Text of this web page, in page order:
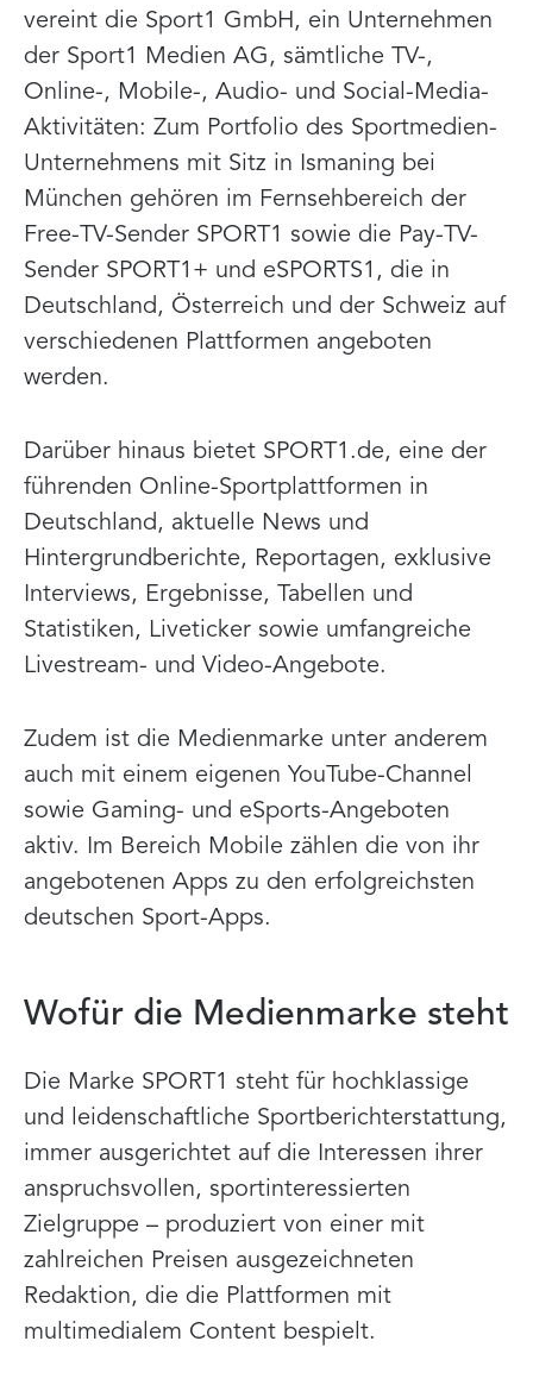
vereint die Sport1 GmbH, ein Unternehmen
der Sport1 Medien AG, sämtliche TV-,
Online-, Mobile-, Audio- und Social-Media-
Aktivitäten: Zum Portfolio des Sportmedien-
Unternehmens mit Sitz in Ismaning bei
München gehören im Fernsehbereich der
Free-TV-Sender SPORT1 sowie die Pay-TV-
Sender SPORT1+ und eSPORTS1, die in
Deutschland, Österreich und der Schweiz auf
verschiedenen Plattformen angeboten
werden.
Darüber hinaus bietet SPORT1.de, eine der
führenden Online-Sportplattformen in
Deutschland, aktuelle News und
Hintergrundberichte, Reportagen, exklusive
Interviews, Ergebnisse, Tabellen und
Statistiken, Liveticker sowie umfangreiche
Livestream- und Video-Angebote.
Zudem ist die Medienmarke unter anderem
auch mit einem eigenen YouTube-Channel
sowie Gaming- und eSports-Angeboten
aktiv. Im Bereich Mobile zählen die von ihr
angebotenen Apps zu den erfolgreichsten
deutschen Sport-Apps.
Wofür die Medienmarke steht
Die Marke SPORT1 steht für hochklassige
und leidenschaftliche Sportberichterstattung,
immer ausgerichtet auf die Interessen ihrer
anspruchsvollen, sportinteressierten
Zielgruppe – produziert von einer mit
zahlreichen Preisen ausgezeichneten
Redaktion, die die Plattformen mit
multimedialem Content bespielt.